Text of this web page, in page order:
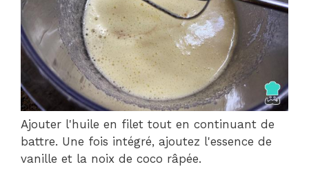
Ajouter l'huile en filet tout en continuant de
battre. Une fois intégré, ajoutez l'essence de
vanille et la noix de coco râpée.